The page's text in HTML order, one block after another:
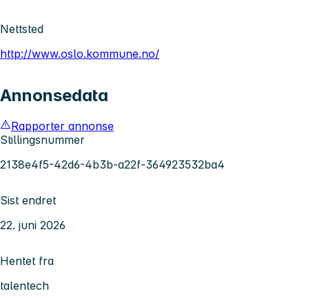
Nettsted
http://www.oslo.kommune.no/
Annonsedata
Rapporter annonse
Stillingsnummer
2138e4f5-42d6-4b3b-a22f-364923532ba4
Sist endret
22. juni 2026
Hentet fra
talentech